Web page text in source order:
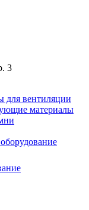
3
для вентиляции
материалы